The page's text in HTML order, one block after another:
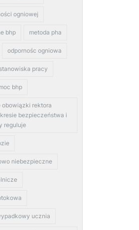
ogniowej
bhp metoda pha
odpornośc ogniowa
pracy
bhp
obowiązki rektora
bezpieczeństwa i
reguluje
niebezpieczne
ucznia